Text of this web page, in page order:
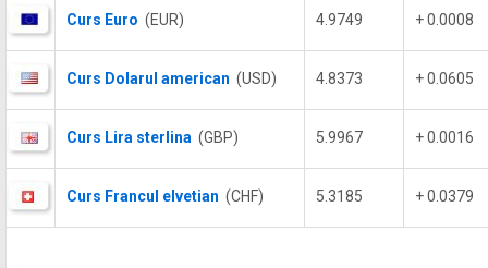
Curs Euro (EUR) 4.9749 + 0.0008
Curs Dolarul american (USD) 4.8373 + 0.0605
Curs Lira sterlina (GBP) 5.9967 + 0.0016
Curs Francul elvetian (CHF) 5.3185 + 0.0379